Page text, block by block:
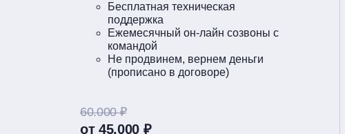
Бесплатная техническая
поддержка
Ежемесячный он-лайн созвоны с
командой
Не продвинем, вернем деньги
(прописано в договоре)
60.000 ₽
от 45.000 ₽